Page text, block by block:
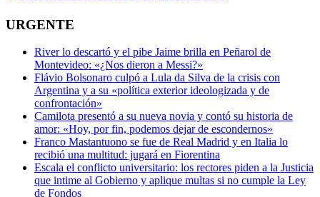
URGENTE
River lo descartó y el pibe Jaime brilla en Peñarol de
Montevideo: «¿Nos dieron a Messi?»
Flávio Bolsonaro culpó a Lula da Silva de la crisis con
Argentina y a su «política exterior ideologizada y de
confrontación»
Camilota presentó a su nueva novia y contó su historia de
amor: «Hoy, por fin, podemos dejar de escondernos»
Franco Mastantuono se fue de Real Madrid y en Italia lo
recibió una multitud: jugará en Fiorentina
Escala el conflicto universitario: los rectores piden a la Justicia
que intime al Gobierno y aplique multas si no cumple la Ley
de Fondos